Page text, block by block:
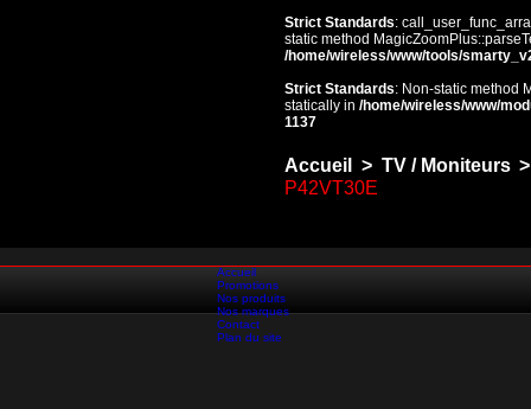
Strict Standards:
static method
/home/wireless/www/tools/
Strict Standards: Non-static method
statically in /home/wireless/www/
1137
Accueil > TV / Moniteurs >
P42VT30E
Accueil
Promotions
Nos produits
Nos marques
Contact
Plan du site